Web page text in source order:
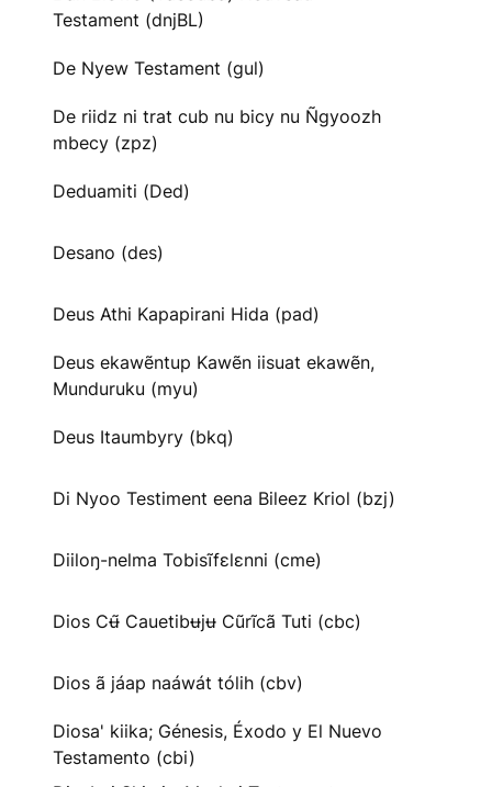
Testament (dnjBL)
De Nyew Testament (gul)
De riidz ni trat cub nu bicy nu Ñgyoozh
mbecy (zpz)
Deduamiti (Ded)
Desano (des)
Deus Athi Kapapirani Hida (pad)
Deus ekawẽntup Kawẽn iisuat ekawẽn,
Munduruku (myu)
Deus Itaumbyry (bkq)
Di Nyoo Testiment eena Bileez Kriol (bzj)
Diiloŋ-nelma Tobisĩfɛlɛnni (cme)
Dios Cʉ̃ Cauetibʉjʉ Cũrĩcã Tuti (cbc)
Dios ã jáap naáwát tólih (cbv)
Diosa' kiika; Génesis, Éxodo y El Nuevo
Testamento (cbi)